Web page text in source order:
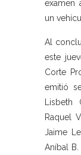
examen
un
Al
este
Corte
emitió
Lisbeth
Raquel
Jaime
Aníbal